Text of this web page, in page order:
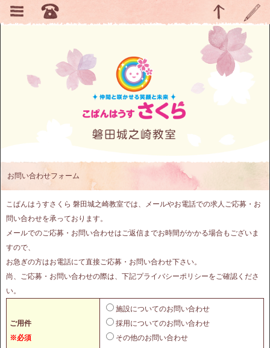
お問い合わせフォーム
こぱんはうすさくら 磐田城之崎教室では、メールやお電話での求人ご応募・お
問い合わせを承っております。
メールでのご応募・お問い合わせはご返信までお時間がかかる場合もございま
すので、
お急ぎの方はお電話にて直接ご応募・お問い合わせ下さい。
尚、ご応募・お問い合わせの際は、下記プライバシーポリシーをご確認くださ
い。
ご用件
※必須
施設についてのお問い合わせ
採用についてのお問い合わせ
その他のお問い合わせ